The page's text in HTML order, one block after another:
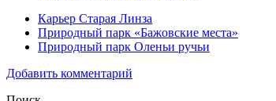
Карьер Старая Линза
Природный парк «Бажовские места»
Природный парк Оленьи ручьи
Добавить комментарий